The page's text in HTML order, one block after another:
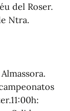
del Roser.
Ntra.